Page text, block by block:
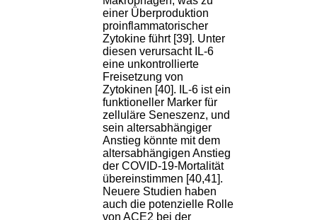
einer Überproduktion
proinflammatorischer
Zytokine führt [39]. Unter
diesen verursacht IL-6
eine unkontrollierte
Freisetzung von
Zytokinen [40]. IL-6 ist ein
funktioneller Marker für
zelluläre Seneszenz, und
sein altersabhängiger
Anstieg könnte mit dem
altersabhängigen Anstieg
der COVID-19-Mortalität
übereinstimmen [40,41].
Neuere Studien haben
auch die potenzielle Rolle
von ACE2 bei der